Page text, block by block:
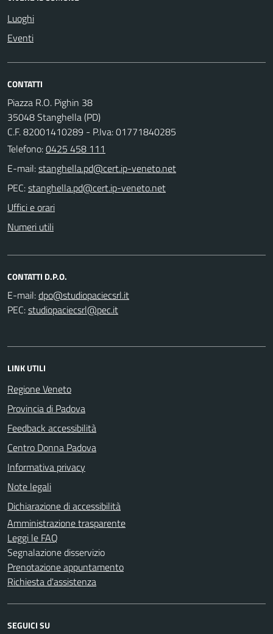
Luoghi
Eventi
CONTATTI
Piazza R.O. Pighin 38
35048 Stanghella (PD)
C.F. 82001410289 - P.Iva: 01771840285
Telefono:0425 458 111
E-mail:
PEC:
Uffici e orari
Numeri utili
CONTATTI D.P.O.
E-mail:
PEC:
LINK UTILI
Regione Veneto
Provincia di Padova
Feedback accessibilità
Centro Donna Padova
Informativa privacy
Note legali
Dichiarazione di accessibilità
Amministrazione trasparente
Leggi le FAQ
Segnalazione disservizio
Prenotazione appuntamento
Richiesta d'assistenza
SEGUICI SU